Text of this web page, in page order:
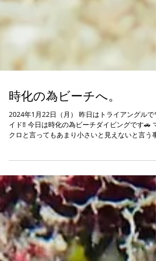
時化の為ビーチへ。
2024年1月22日（月） 昨日はトライアングルでワ
クロと言ってもあまり小さいと見えないと言う事
ップは透明度👍👍👍ウミウシも沢山いましたよー
👍👍👍 カマス...